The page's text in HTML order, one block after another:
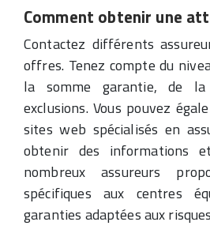
Comment obtenir une
Contactez différents
offres. Tenez compte du
la somme garantie, de
exclusions. Vous pouvez
sites web spécialisés en
obtenir des informations
nombreux assureurs
spécifiques aux centres
garanties adaptées aux